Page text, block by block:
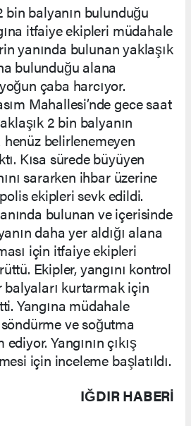
bin balyanın bulunduğu
itfaiye ekipleri müdahale
yanında bulunan yaklaşık
bulunduğu alana
çaba harcıyor.
Mahallesi’nde gece saat
2 bin balyanın
belirlenemeyen
Kısa sürede büyüyen
sararken ihbar üzerine
ekipleri sevk edildi.
bulunan ve içerisinde
daha yer aldığı alana
için itfaiye ekipleri
Ekipler, yangını kontrol
balyaları kurtarmak için
Yangına müdahale
ve soğutma
Yangının çıkış
için inceleme başlatıldı.
IĞDIR HABERİ